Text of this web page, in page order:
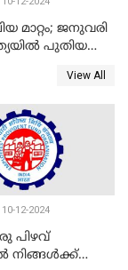
മാറ്റം; ജനുവരി
പുതിയ
View All
12-2024
പിഴവ്
നിങ്ങൾക്ക്